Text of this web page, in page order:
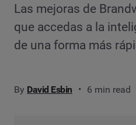
Las mejoras de
que accedas a la
de una forma más
By David Esbin 6 min read